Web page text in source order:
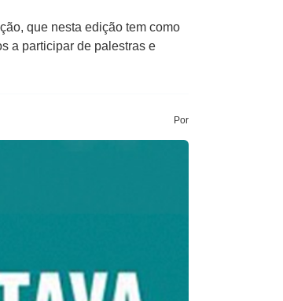
que nesta edição tem como
a participar de palestras e
Por